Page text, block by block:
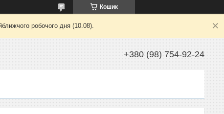
Кошик
робочого дня (10.08).
+380 (98) 754-92-24